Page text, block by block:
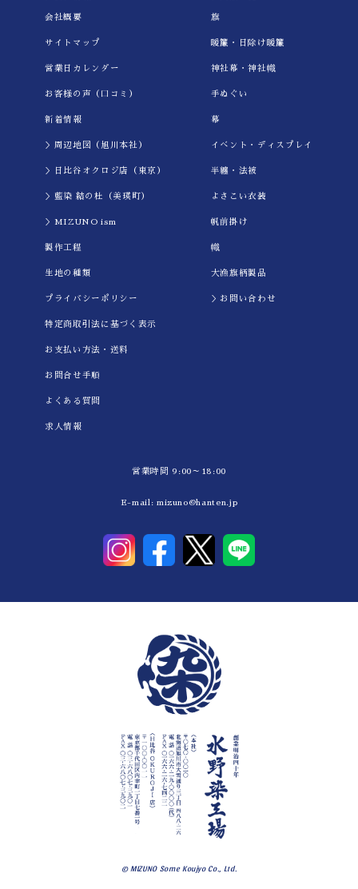
会社概要
サイトマップ
営業日カレンダー
お客様の声（口コミ）
新着情報
＞周辺地図（旭川本社）
＞日比谷オクロジ店（東京）
＞藍染 結の杜（美瑛町）
＞MIZUNO ism
製作工程
生地の種類
プライバシーポリシー
特定商取引法に基づく表示
お支払い方法・送料
お問合せ手順
よくある質問
求人情報
旗
暖簾・日除け暖簾
神社幕・神社幟
手ぬぐい
幕
イべント・ディスプレイ
半纏・法被
よさこい衣装
帆前掛け
幟
大漁旗柄製品
＞お問い合わせ
営業時間 9:00～18:00
E-mail: mizuno@hanten.jp
© MIZUNO Some Koujyo Co., Ltd.